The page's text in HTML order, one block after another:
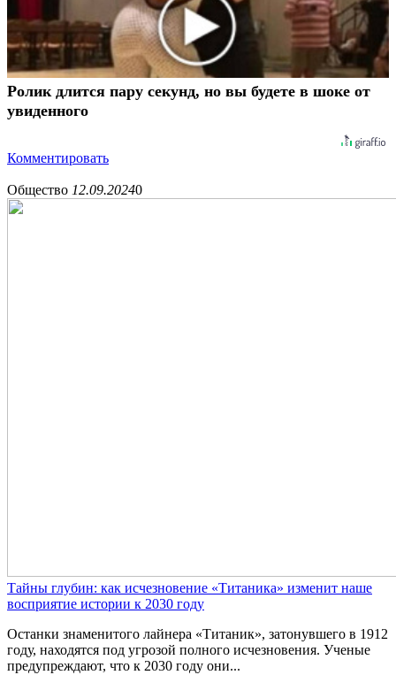
Ролик длится пару секунд, но вы будете в шоке от
увиденного
Комментировать
Общество 12.09.20240
Тайны глубин: как исчезновение «Титаника» изменит наше
восприятие истории к 2030 году
Останки знаменитого лайнера «Титаник», затонувшего в 1912
году, находятся под угрозой полного исчезновения. Ученые
предупреждают, что к 2030 году они...